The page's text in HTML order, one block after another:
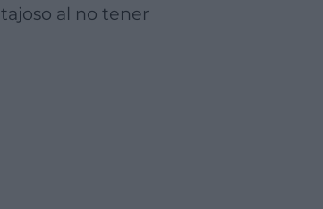
al no tener